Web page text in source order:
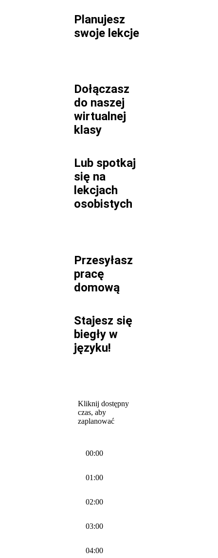
Planujesz
swoje lekcje
Dołączasz
do naszej
wirtualnej
klasy
Lub spotkaj
się na
lekcjach
osobistych
Przesyłasz
pracę
domową
Stajesz się
biegły w
języku!
Kliknij dostępny
czas, aby
zaplanować
00:00
01:00
02:00
03:00
04:00